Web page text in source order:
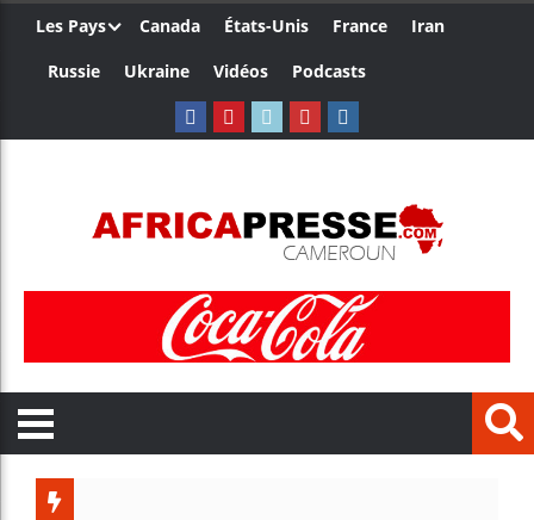
Les Pays Canada États-Unis France
Iran
Russie
Ukraine Vidéos Podcasts